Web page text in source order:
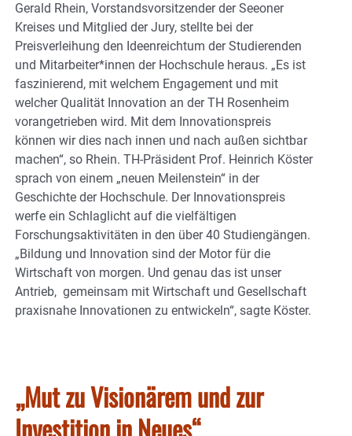
Gerald Rhein, Vorstandsvorsitzender der Seeoner
Kreises und Mitglied der Jury, stellte bei der
Preisverleihung den Ideenreichtum der Studierenden
und Mitarbeiter*innen der Hochschule heraus. „Es ist
faszinierend, mit welchem Engagement und mit
welcher Qualität Innovation an der TH Rosenheim
vorangetrieben wird. Mit dem Innovationspreis
können wir dies nach innen und nach außen sichtbar
machen“, so Rhein. TH-Präsident Prof. Heinrich Köster
sprach von einem „neuen Meilenstein“ in der
Geschichte der Hochschule. Der Innovationspreis
werfe ein Schlaglicht auf die vielfältigen
Forschungsaktivitäten in den über 40 Studiengängen.
„Bildung und Innovation sind der Motor für die
Wirtschaft von morgen. Und genau das ist unser
Antrieb, gemeinsam mit Wirtschaft und Gesellschaft
praxisnahe Innovationen zu entwickeln“, sagte Köster.
„Mut zu Visionärem und zur